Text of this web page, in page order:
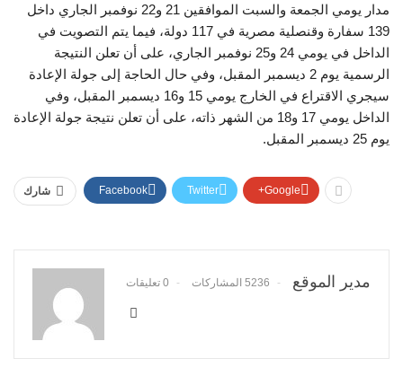
مدار يومي الجمعة والسبت الموافقين 21 و22 نوفمبر الجاري داخل
139 سفارة وقنصلية مصرية في 117 دولة، فيما يتم التصويت في
الداخل في يومي 24 و25 نوفمبر الجاري، على أن تعلن النتيجة
الرسمية يوم 2 ديسمبر المقبل، وفي حال الحاجة إلى جولة الإعادة
سيجري الاقتراع في الخارج يومي 15 و16 ديسمبر المقبل، وفي
الداخل يومي 17 و18 من الشهر ذاته، على أن تعلن نتيجة جولة الإعادة
يوم 25 ديسمبر المقبل.
شارك Facebook Twitter Google+
مدير الموقع 5236 المشاركات 0 تعليقات